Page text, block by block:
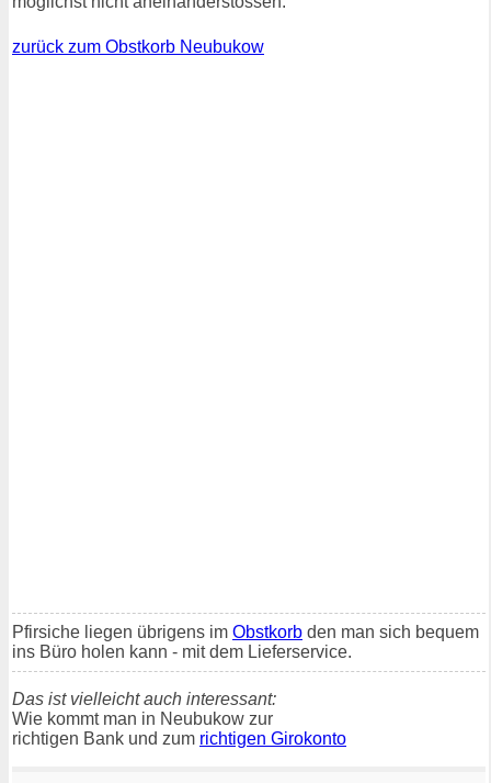
zurück zum Obstkorb Neubukow
Pfirsiche liegen übrigens im Obstkorb den man sich bequem
ins Büro holen kann - mit dem Lieferservice.
Das ist vielleicht auch interessant:
Wie kommt man in Neubukow zur
richtigen Bank und zum richtigen Girokonto